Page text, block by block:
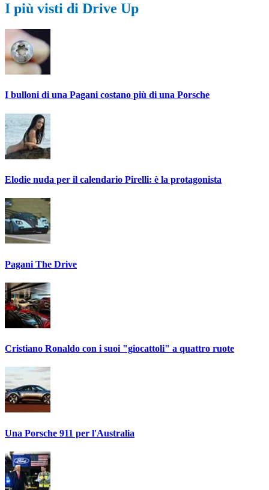
I più visti di Drive Up
I bulloni di una Pagani costano più di una Porsche
Elodie nuda per il calendario Pirelli: è la protagonista
Pagani The Drive
Cristiano Ronaldo con i suoi "giocattoli" a quattro ruote
Una Porsche 911 per l'Australia